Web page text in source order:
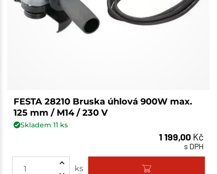
FESTA 28210 Bruska úhlová 900W max.
125 mm / M14 / 230 V
Skladem 11 ks
1 199,00 Kč
s DPH
ks